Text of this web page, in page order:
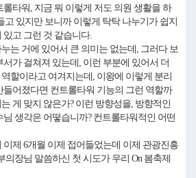
타워, 지금 뭐 이렇게 저도 의원 생활을 하
고 있지만 보니까 이렇게 탁탁 나누기가 쉽지
있고 그런 것 같습니다.
는 거에 있어서 큰 의미는 없는데, 그러다 보
가 걸쳐져 있는데, 이런 부분에 있어서 더
할이라고 여겨지는데, 이왕에 이렇게 분리
들어졌다면 컨트롤타워 기능의 그런 역할까
게 맞지 않은가? 이런 방향성을, 방향적인
생각은 어떻습니까? 컨트롤타워적인 어떤
제 6개월 이제 접어들었는데 이제 관광진흥
의장님 말씀하신 첫 시도가 우리 On 봄축제